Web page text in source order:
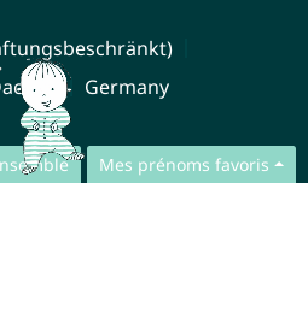
Mes prénoms favoris
Germany